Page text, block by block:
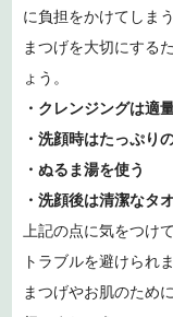
に負担をかけてしま
まつげを大切にする
ょう。
・クレンジングは適
・洗顔時はたっぷり
・ぬるま湯を使う
・洗顔後は清潔なタ
上記の点に気をつけ
トラブルを避けられま
まつげやお肌のため